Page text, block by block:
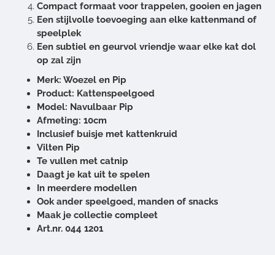
Compact formaat voor trappelen, gooien en jagen
Een stijlvolle toevoeging aan elke kattenmand of
speelplek
Een subtiel en geurvol vriendje waar elke kat dol
op zal zijn
Merk: Woezel en Pip
Product: Kattenspeelgoed
Model: Navulbaar Pip
Afmeting: 10cm
Inclusief buisje met kattenkruid
Vilten Pip
Te vullen met catnip
Daagt je kat uit te spelen
In meerdere modellen
Ook ander speelgoed, manden of snacks
Maak je collectie compleet
Art.nr. 044 1201